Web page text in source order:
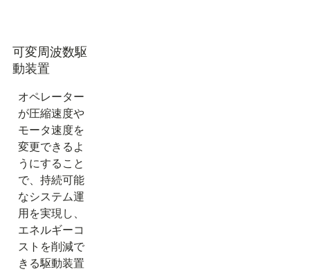
可変周波数駆
動装置
オペレーター
が圧縮速度や
モータ速度を
変更できるよ
うにすること
で、持続可能
なシステム運
用を実現し、
エネルギーコ
ストを削減で
きる駆動装置